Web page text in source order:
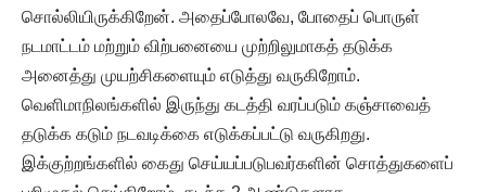
சொல்லியிருக்கிறேன். அதைப்போலவே, போதைப் பொருள்
நடமாட்டம் மற்றும் விற்பனையை முற்றிலுமாகத் தடுக்க
அனைத்து முயற்சிகளையும் எடுத்து வருகிறோம்.
வெளிமாநிலங்களில் இருந்து கடத்தி வரப்படும் கஞ்சாவைத்
தடுக்க கடும் நடவடிக்கை எடுக்கப்பட்டு வருகிறது.
இக்குற்றங்களில் கைது செய்யப்படுபவர்களின் சொத்துகளைப்